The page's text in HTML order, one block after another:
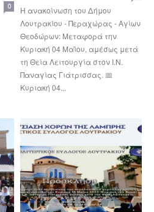
0
Η ανακοίνωση του Δήμου
Λουτρακίου - Περαχώρας - Αγίων
Θεοδώρων: Μεταφορά την
Κυριακή 04 Μαΐου, αμέσως μετά
τη Θεία Λειτουργία στον Ι.Ν.
Παναγίας Γιάτρισσας. 📅
Κυριακή 04...